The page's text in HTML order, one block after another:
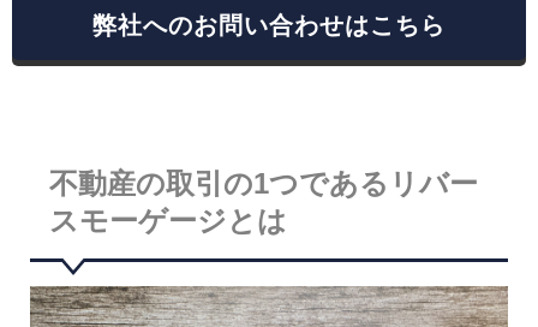
弊社へのお問い合わせはこちら
不動産の取引の1つであるリバー
スモーゲージとは